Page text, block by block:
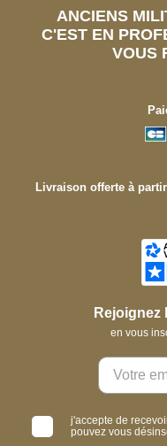
ANCIENS
C'EST EN
VOUS
Livraison offerte à
Rejoignez
en vous
j'accepte de
pouvez vous